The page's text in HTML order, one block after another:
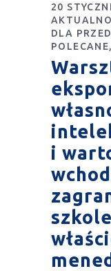
20
DLA
POLECANE
i